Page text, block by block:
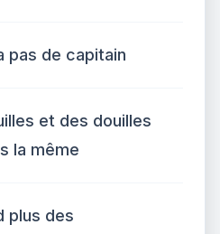
pas de capitain
et des douilles
la même
plus des